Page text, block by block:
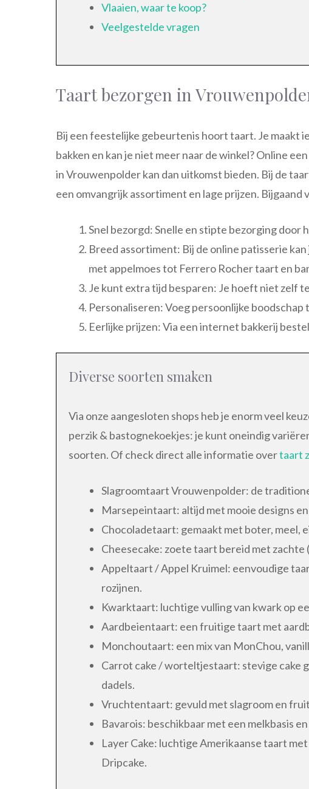
Vlaaien, waar te koop?
Veelgestelde vragen
Taart bezorgen in
Bij een feestelijke gebeurtenis hoort taart. Je maakt
bakken en kan je niet meer naar de winkel? Online
in Vrouwenpolder kan dan uitkomst bieden. Bij de
een omvangrijk assortiment en lage prijzen.
Snel bezorgd: Snelle en stipte bezorging door
Breed assortiment: Bij de online patisserie
met appelmoes tot Ferrero Rocher taart en
Je kunt extra tijd besparen: Je hoeft niet zelf
Personaliseren: Voeg persoonlijke boodschap
Eerlijke prijzen: Via een internet bakkerij
Diverse soorten smaken
Via onze aangesloten shops heb je enorm veel
perzik & bastognekoekjes: je kunt oneindig
soorten. Of check direct alle informatie overtaart
Slagroomtaart Vrouwenpolder: de
Marsepeintaart: altijd met mooie designs
Chocoladetaart: gemaakt met boter, meel,
Cheesecake: zoete taart bereid met zachte
Appeltaart / Appel Kruimel: eenvoudige
rozijnen.
Kwarktaart: luchtige vulling van kwark op
Aardbeientaart: een fruitige taart met
Monchoutaart: een mix van MonChou,
Carrot cake / worteltjestaart: stevige cake
dadels.
Vruchtentaart: gevuld met slagroom en
Bavarois: beschikbaar met een melkbasis
Layer Cake: luchtige Amerikaanse taart
Dripcake.